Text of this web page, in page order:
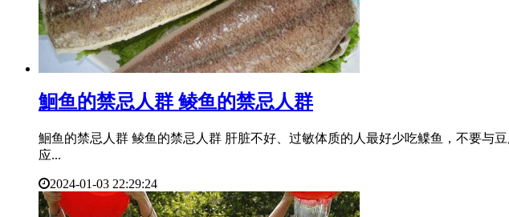
​鮰鱼的禁忌人群 鲮鱼的禁忌人群
鮰鱼的禁忌人群 鲮鱼的禁忌人群 肝脏不好、过敏体质的人最好少吃鲽鱼，不要与
应...
2024-01-03 22:29:24